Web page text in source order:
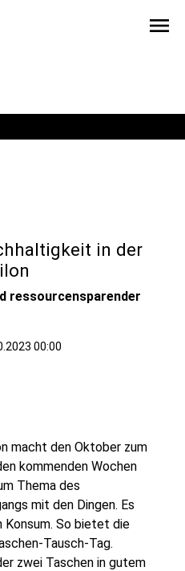
menu
in der
ressourcensparender
00:00
macht den Oktober zum
kommenden Wochen
Thema des
mit den Dingen. Es
Konsum. So bietet die
Tausch-Tag.
zwei Taschen in gutem